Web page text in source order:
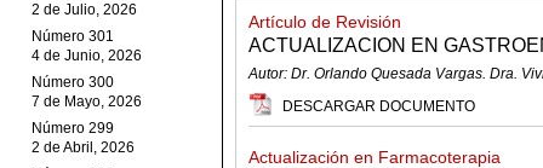
2 de Julio, 2026
Número 301
4 de Junio, 2026
Número 300
7 de Mayo, 2026
Número 299
2 de Abril, 2026
Artículo de Revisión
ACTUALIZACION EN
Autor: Dr. Orlando Quesada Vargas. Dra.
DESCARGAR DOCUMENTO
Actualización en Farmacoterapia